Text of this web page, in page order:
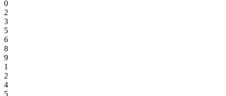
0
2
3
5
6
8
9
1
2
4
5